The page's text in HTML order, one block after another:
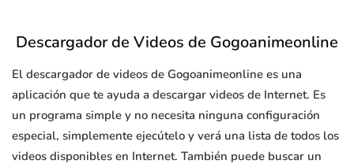
Descargador de Videos de Gogoanimeonline
El descargador de videos de Gogoanimeonline es una
aplicación que te ayuda a descargar videos de Internet. Es
un programa simple y no necesita ninguna configuración
especial, simplemente ejecútelo y verá una lista de todos los
videos disponibles en Internet. También puede buscar un